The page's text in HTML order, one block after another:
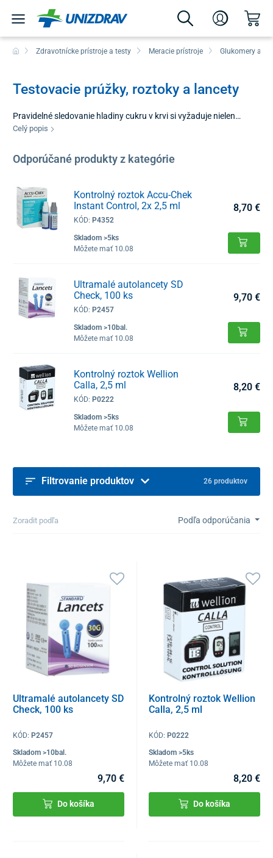
Zdravotnícke prístroje a testy Meracie prístroje Glukomery a
Testovacie prúžky, roztoky a lancety
Pravidelné sledovanie hladiny cukru v krvi si vyžaduje nielen
kvalitný prístroj, ale aj spoľahlivý spotrebný materiál. V tejto
komponenty, ktoré priamo ovplyvňujú správnosť nameraných
hodnôt a komfort celého procesu. Sú navrhnuté tak, aby
štandard pri každom jednom testovaní.
Celý popis
Odporúčané produkty z kategórie
Kontrolný roztok Accu-Chek
Instant Control, 2x 2,5 ml
KÓD: P4352
Skladom >5ks
Môžete mať 10.08
8,70 €
Ultramalé autolancety SD
Check, 100 ks
KÓD: P2457
Skladom >10bal.
Môžete mať 10.08
9,70 €
Kontrolný roztok Wellion
Calla, 2,5 ml
KÓD: P0222
Skladom >5ks
Môžete mať 10.08
8,20 €
Filtrovanie produktov 26 produktov
Zoradit podľa Podľa odporúčania
Ultramalé autolancety SD
Check, 100 ks
KÓD: P2457
Skladom >10bal.
Môžete mať 10.08
9,70 €
Do košíka
Kontrolný roztok Wellion
Calla, 2,5 ml
KÓD:P0222
Skladom >5ks
Môžete mať 10.08
8,20 €
Do košíka